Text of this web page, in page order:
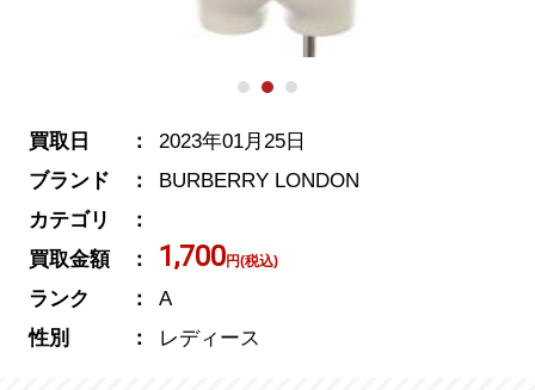
買取日
2023年01月25日
ブランド
BURBERRY LONDON
カテゴリ
買取金額
1,700円(税込)
ランク
A
性別
レディース